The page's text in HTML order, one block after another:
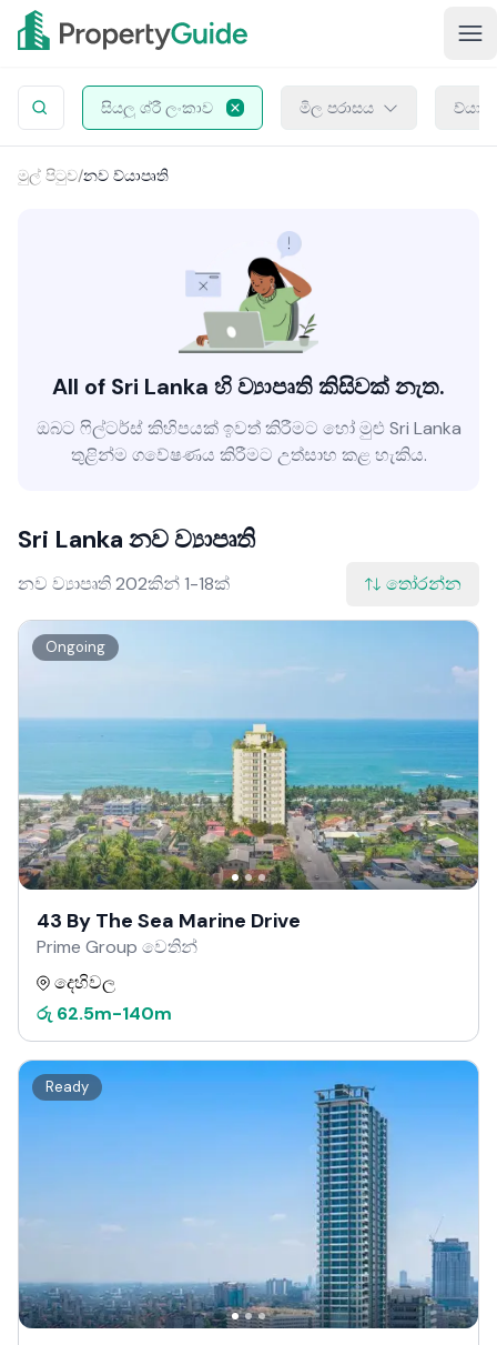
සියලු ශ්රී ලංකාව මිල පරාසය
මුල් පිටුව/නව ව්යාපෘති
All of Sri Lanka හි ව්‍යාපෘති කිසිවක් නැත.
ඔබට ෆිල්ටර්ස් කිහිපයක් ඉවත් කිරීමට හෝ මුළු Sri Lanka
තුළින්ම ගවේෂණය කිරීමට උත්සාහ කළ හැකිය.
Sri Lanka නව ව්‍යාපෘති
නව ව්‍යාපෘති 202කින් 1-18ක් තෝරන්න
Ongoing
43 By The Sea Marine Drive
Prime Group වෙතින්
දෙහිවල
රු 62.5m-140m
Ready